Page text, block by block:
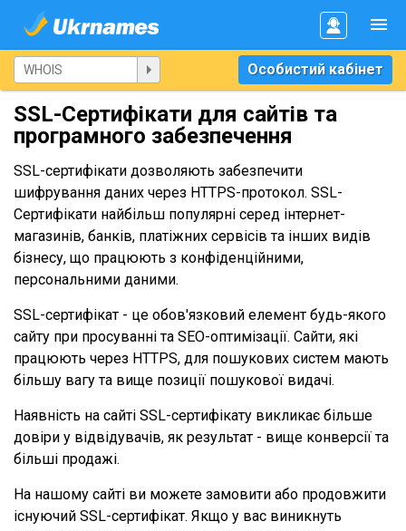
Особистий кабінет
SSL-Сертифікати для сайтів та
програмного забезпечення
SSL-сертифікати дозволяють забезпечити
шифрування даних через HTTPS-протокол. SSL-
Сертифікати найбільш популярні серед інтернет-
магазинів, банків, платіжних сервісів та інших видів
бізнесу, що працюють з конфіденційними,
персональними даними.
SSL-сертифікат - це обов'язковий елемент будь-якого
сайту при просуванні та SEO-оптимізації. Сайти, які
працюють через HTTPS, для пошукових систем мають
більшу вагу та вище позиції пошукової видачі.
Наявність на сайті SSL-сертифікату викликає більше
довіри у відвідувачів, як результат - вище конверсії та
більші продажі.
На нашому сайті ви можете замовити або продовжити
існуючий SSL-сертифікат. Якщо у вас виникнуть